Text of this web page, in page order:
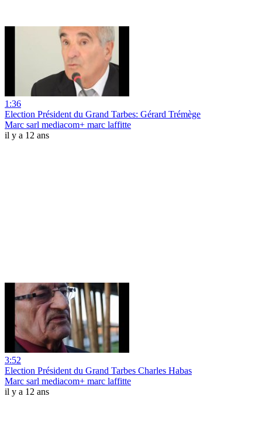
1:36
Election Président du Grand Tarbes: Gérard Trémège
Marc sarl mediacom+ marc laffitte
il y a 12 ans
3:52
Election Président du Grand Tarbes Charles Habas
Marc sarl mediacom+ marc laffitte
il y a 12 ans